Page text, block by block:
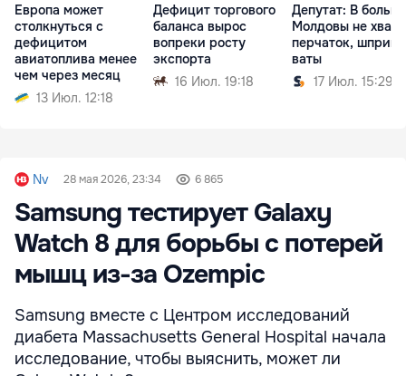
Европа может
столкнуться с
дефицитом
авиатоплива менее
чем через месяц
13 Июл. 12:18
Дефицит торгового
баланса вырос
вопреки росту
экспорта
16 Июл. 19:18
Депутат: В
Молдовы не
перчаток,
ваты
17 Июл. 15:29
Nv 28 мая 2026, 23:34 6 865
Samsung тестирует Galaxy
Watch 8 для борьбы с потерей
мышц из-за Ozempic
Samsung вместе с Центром исследований
диабета Massachusetts General Hospital начала
исследование, чтобы выяснить, может ли